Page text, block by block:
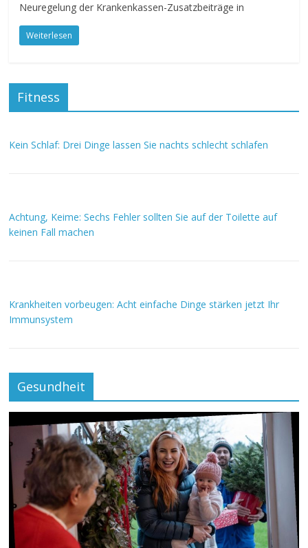
Neuregelung der Krankenkassen-Zusatzbeiträge in
Weiterlesen
Fitness
Kein Schlaf: Drei Dinge lassen Sie nachts schlecht schlafen
Achtung, Keime: Sechs Fehler sollten Sie auf der Toilette auf
keinen Fall machen
Krankheiten vorbeugen: Acht einfache Dinge stärken jetzt Ihr
Immunsystem
Gesundheit